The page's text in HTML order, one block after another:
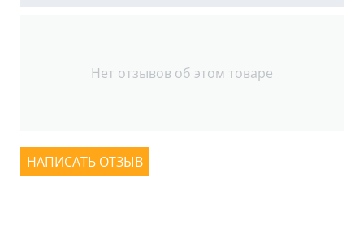
Нет отзывов об этом товаре
НАПИСАТЬ ОТЗЫВ